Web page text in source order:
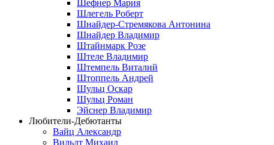
Шефнер Мария
Шлегель Роберт
Шнайдер-Стремякова Антонина
Шнайдер Владимир
Штайнмарк Розe
Штеле Владимир
Штемпель Виталий
Штоппель Андрей
Шульц Оскар
Шульц Роман
Эйснер Владимир
Любители-Дебютанты
Вайц Александр
Вильдт Михаил